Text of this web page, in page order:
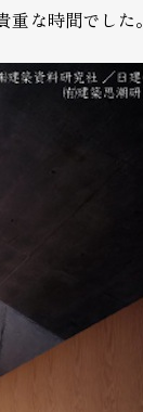
な時間でした。